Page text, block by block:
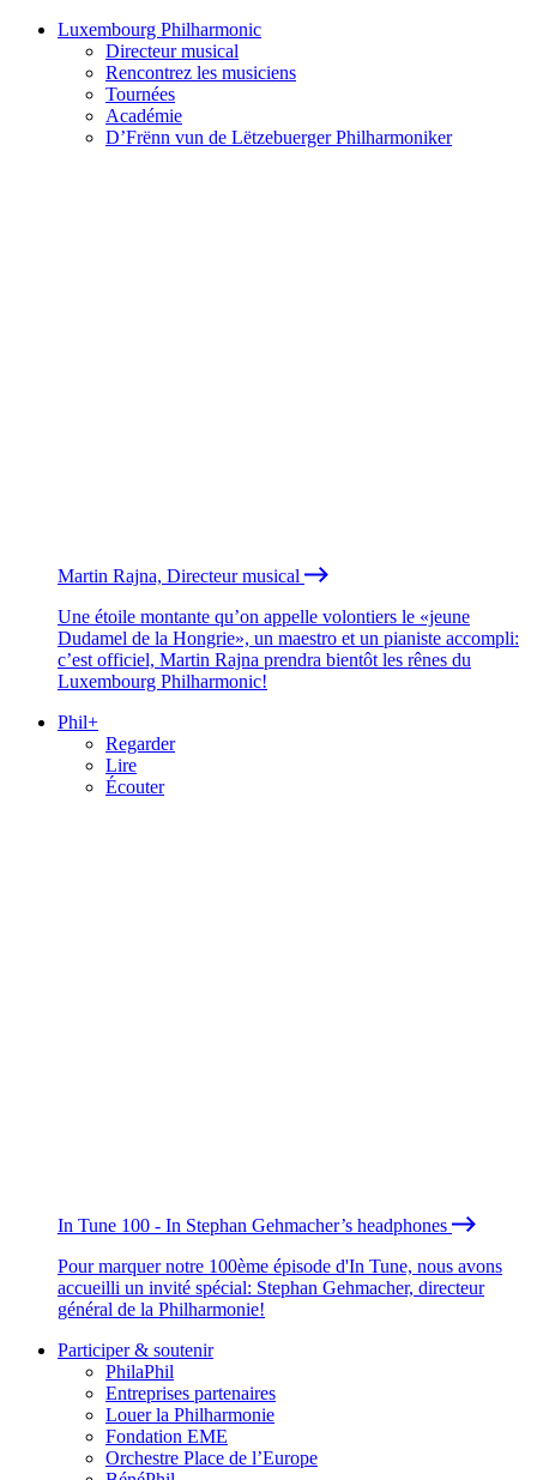
Luxembourg Philharmonic
Directeur musical
Rencontrez les musiciens
Tournées
Académie
D’Frënn vun de Lëtzebuerger Philharmoniker
Martin Rajna, Directeur musical
Une étoile montante qu’on appelle volontiers le «jeune
Dudamel de la Hongrie», un maestro et un pianiste accompli:
c’est officiel, Martin Rajna prendra bientôt les rênes du
Luxembourg Philharmonic!
Phil+
Regarder
Lire
Écouter
In Tune 100 - In Stephan Gehmacher’s headphones
Pour marquer notre 100ème épisode d'In Tune, nous avons
accueilli un invité spécial: Stephan Gehmacher, directeur
général de la Philharmonie!
Participer & soutenir
PhilaPhil
Entreprises partenaires
Louer la Philharmonie
Fondation EME
Orchestre Place de l’Europe